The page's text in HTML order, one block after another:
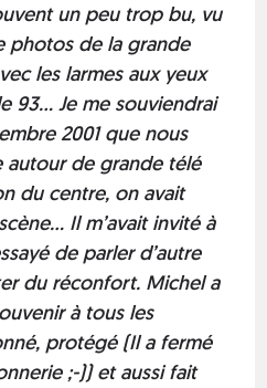
un peu trop bu, vu
photos de la grande
les larmes aux yeux
93… Je me souviendrai
2001 que nous
autour de grande télé
du centre, on avait
Il m’avait invité à
de parler d’autre
du réconfort. Michel a
à tous les
protégé (Il a fermé
;-)) et aussi fait